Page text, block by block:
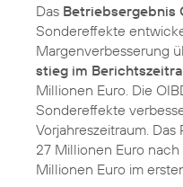
Das Betriebsergebnis
Sondereffekte
Margenverbesserung
stieg im
Millionen Euro. Die
Sondereffekte
Vorjahreszeitraum.
27 Millionen Euro
Millionen Euro im